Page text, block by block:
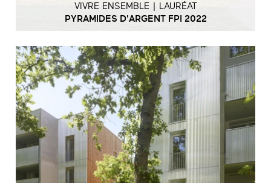
VIVRE ENSEMBLE | LAURÉAT
PYRAMIDES D'ARGENT FPI 2022